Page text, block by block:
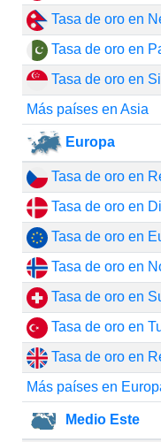
Tasa de oro en
Tasa de oro en
Tasa de oro en
Más países en Asia
Europa
Tasa de oro en
Tasa de oro en
Tasa de oro en
Tasa de oro en
Tasa de oro en
Tasa de oro en
Tasa de oro en
Más países en
Medio Este